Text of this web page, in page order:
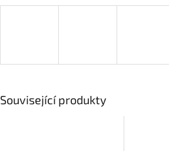
Související produkty